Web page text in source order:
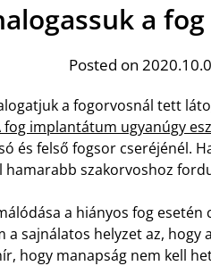
a
Posted on
a fogorvosnál tett
fog implantátum ugyanúgy
és felső fogsor cseréjénél.
szakorvoshoz
a hiányos fog esetén
sajnálatos helyzet az, hogy
hogy manapság nem kell